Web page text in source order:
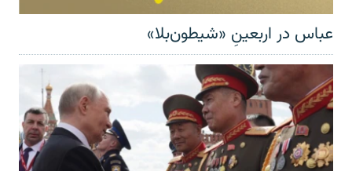
عباس در اربعینِ «شیطون‌بلا»